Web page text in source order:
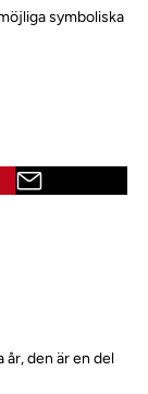
symboliska
den är en del